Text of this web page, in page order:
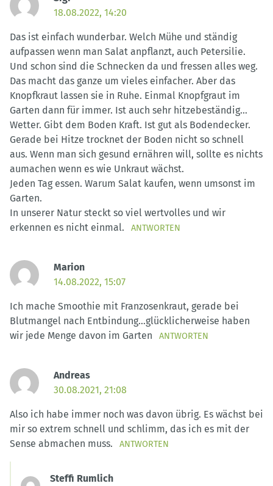
18.08.2022, 14:20
Das ist einfach wunderbar. Welch Mühe und ständig
aufpassen wenn man Salat anpflanzt, auch Petersilie.
Und schon sind die Schnecken da und fressen alles weg.
Das macht das ganze um vieles einfacher. Aber das
Knopfkraut lassen sie in Ruhe. Einmal Knopfgraut im
Garten dann für immer. Ist auch sehr hitzebeständig…
Wetter. Gibt dem Boden Kraft. Ist gut als Bodendecker.
Gerade bei Hitze trocknet der Boden nicht so schnell
aus. Wenn man sich gesund ernähren will, sollte es nichts
aumachen wenn es wie Unkraut wächst.
Jeden Tag essen. Warum Salat kaufen, wenn umsonst im
Garten.
In unserer Natur steckt so viel wertvolles und wir
erkennen es nicht einmal.
ANTWORTEN
Marion
14.08.2022, 15:07
Ich mache Smoothie mit Franzosenkraut, gerade bei
Blutmangel nach Entbindung…glücklicherweise haben
wir jede Menge davon im Garten
ANTWORTEN
Andreas
30.08.2021, 21:08
Also ich habe immer noch was davon übrig. Es wächst bei
mir so extrem schnell und schlimm, das ich es mit der
Sense abmachen muss.
ANTWORTEN
Steffi Rumlich